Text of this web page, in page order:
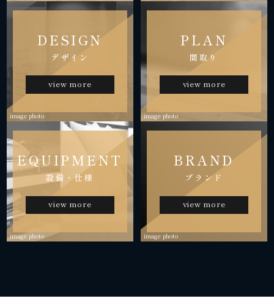
DESIGN
デザイン
view more
image photo
PLAN
間取り
view more
image photo
EQUIPMENT
設備・仕様
view more
image photo
BRAND
ブランド
view more
image photo